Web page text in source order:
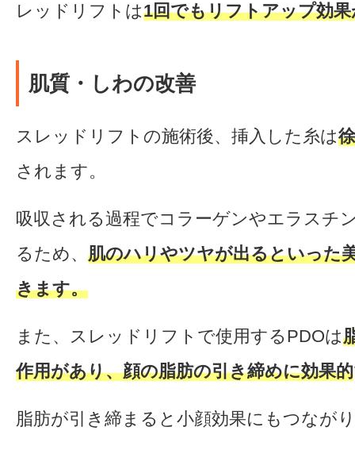
レッドリフトは1回でもリフトアップ効
肌質・しわの改善
スレッドリフトの施術後、挿入した糸は
されます。
吸収される過程でコラーゲンやエラスチ
るため、 肌のハリやツヤが出るといった
きます。
また、スレッドリフトで使用するPDOは
作用があり、顔の脂肪の引き締めに効果的
脂肪が引き締まると小顔効果にもつなが